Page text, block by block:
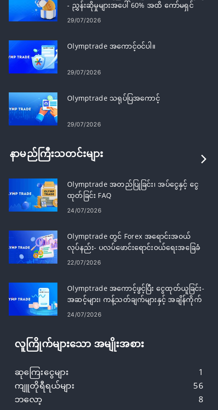
- ညွှန်းဆိုမှုများအပေါ် 60% အထိ ကော်မရှင်
ရယူပါ။
29/07/2026
Olymptrade အကောင့်ဝင်ပါ။
29/07/2026
Olymptrade သရုပ်ပြအကောင့်
29/07/2026
နာမည်ကြီးသတင်းများ
Olymptrade အတည်ပြုခြင်း၊ အပ်ငွေနှင့် ငွေ
ထုတ်ခြင်း FAQ
24/07/2026
Olymptrade တွင် Forex အရောင်းအ၀ယ်
လုပ်နည်း- ပလပ်ဖောင်းရောင်းဝယ်ရေးအခြေခံ
များ
22/07/2026
Olymptrade အကောင့်ဖွင့်ပြီး ငွေထုတ်ယူခြင်း-
အဆင့်များ၊ ကန့်သတ်ချက်များနှင့် အချိန်ကိုက်
24/07/2026
လူကြိုက်များသော အမျိုးအစား
ဆုကြေးငွေများ
1
ကျူတိုရီရယ်များ
56
ဘလော့
8